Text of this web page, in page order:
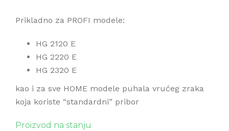
Prikladno za PROFI modele:
HG 2120 E
HG 2220 E
HG 2320 E
kao i za sve HOME modele puhala vrućeg zraka
koja koriste “standardni” pribor
Proizvod na stanju